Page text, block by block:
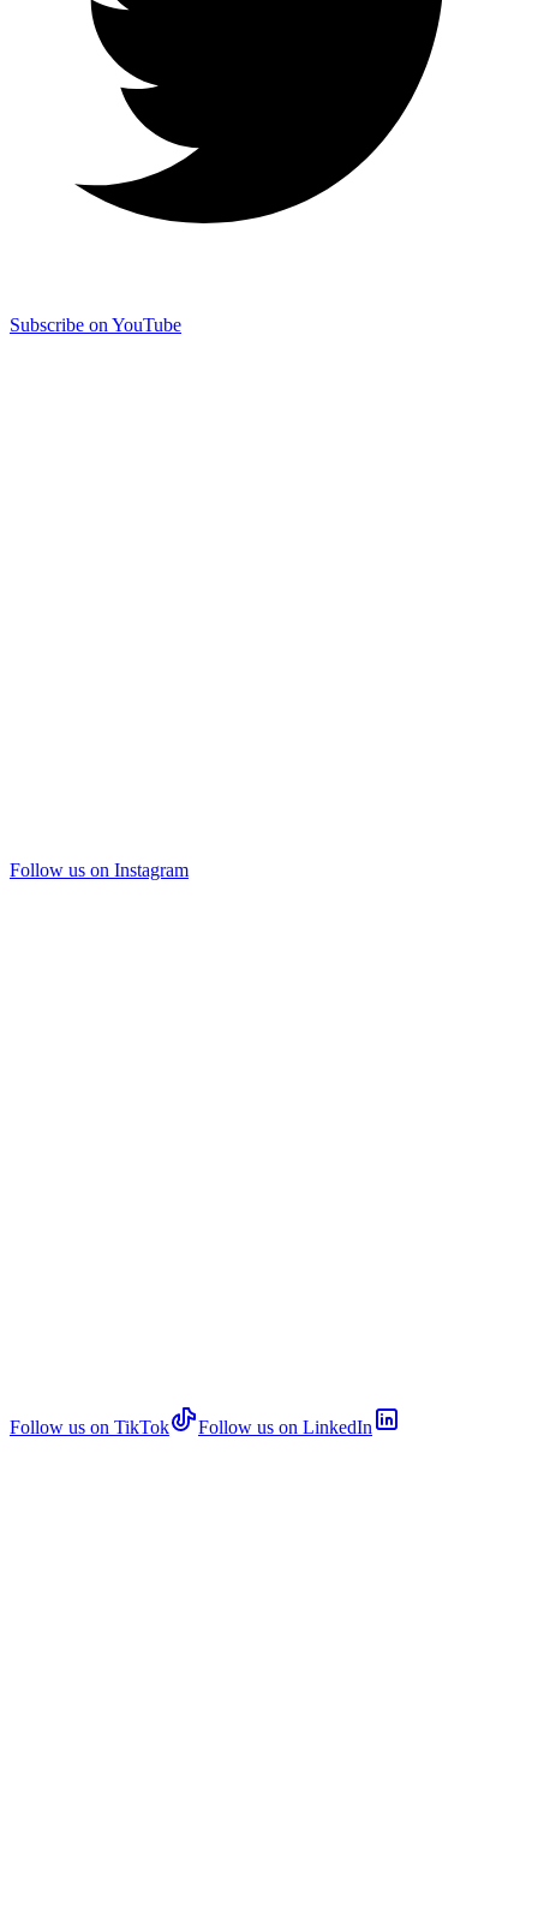
Subscribe on YouTube
Follow us on Instagram
Follow us on TikTok Follow us on LinkedIn